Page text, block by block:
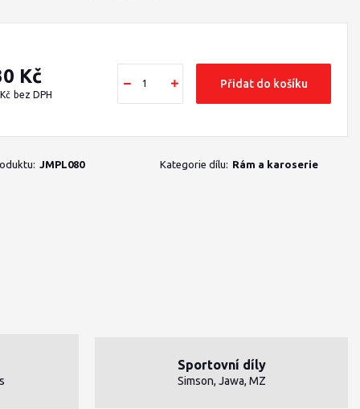
Kč
bez DPH
Přidat do košíku
JMPL080 Kategorie dílu: Rám a karoserie
Sportovní díly
Simson, Jawa, MZ